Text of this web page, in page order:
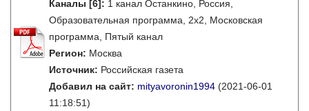
Каналы [6]: 1 канал Останкино, Россия,
Образовательная программа, 2х2, Московская
программа, Пятый канал
Регион: Москва
Источник: Российская газета
Добавил на сайт: mityavoronin1994 (2021-06-01
11:18:51)